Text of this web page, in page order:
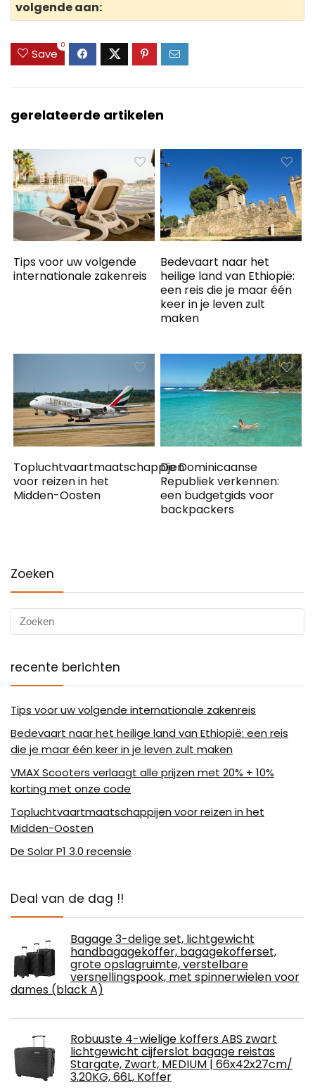
volgende aan:
Save
0
gerelateerde artikelen
Tips voor uw volgende
internationale zakenreis
Bedevaart naar het
heilige land van Ethiopië:
een reis die je maar één
keer in je leven zult
maken
Topluchtvaartmaatschappijen
voor reizen in het
Midden-Oosten
De Dominicaanse
Republiek verkennen:
een budgetgids voor
backpackers
Zoeken
recente berichten
Tips voor uw volgende internationale zakenreis
Bedevaart naar het heilige land van Ethiopië: een reis
die je maar één keer in je leven zult maken
VMAX Scooters verlaagt alle prijzen met 20% + 10%
korting met onze code
Topluchtvaartmaatschappijen voor reizen in het
Midden-Oosten
De Solar P1 3.0 recensie
Deal van de dag !!
Bagage 3-delige set, lichtgewicht
handbagagekoffer, bagagekofferset,
grote opslagruimte, verstelbare
versnellingspook, met spinnerwielen voor
dames (black A)
Robuuste 4-wielige koffers ABS zwart
lichtgewicht cijferslot bagage reistas
Stargate, Zwart, MEDIUM | 66x42x27cm/
3.20KG, 66L, Koffer